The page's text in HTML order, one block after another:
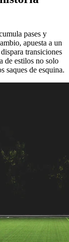
pases y
apuesta a un
transiciones
de estilos no solo
saques de esquina.